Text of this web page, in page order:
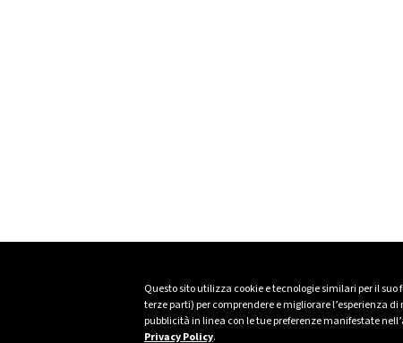
Questo sito utilizza cookie e tecnologie similari per il
terze parti) per comprendere e migliorare l’esperienza
pubblicità in linea con le tue preferenze manifestate
Privacy Policy.